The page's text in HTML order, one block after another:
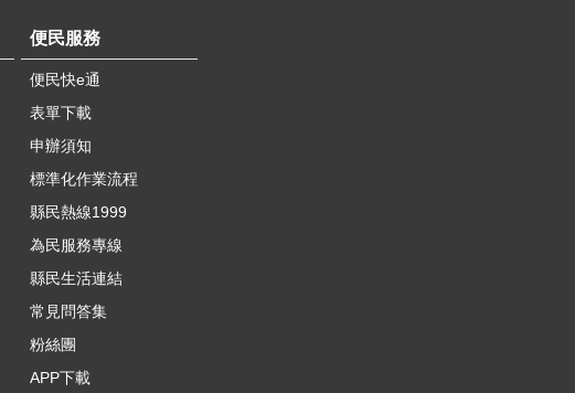
便民服務
便民快e通
表單下載
申辦須知
標準化作業流程
縣民熱線1999
為民服務專線
縣民生活連結
常見問答集
粉絲團
APP下載